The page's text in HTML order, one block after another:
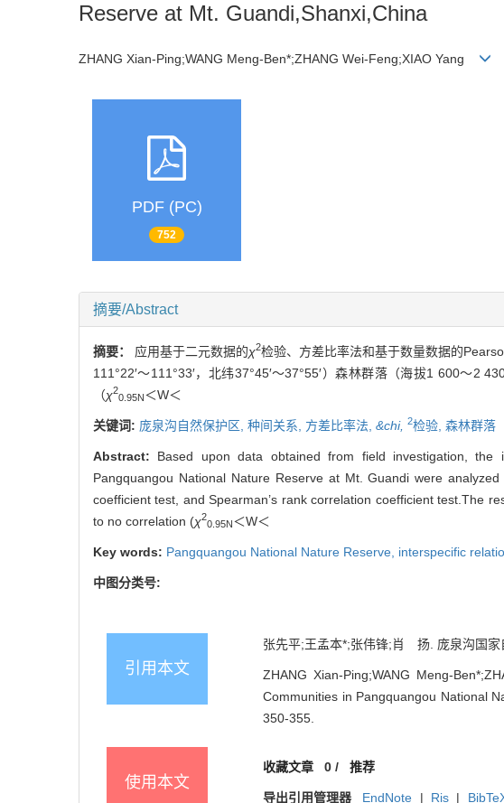
Reserve at Mt. Guandi,Shanxi,China
ZHANG Xian-Ping;WANG Meng-Ben*;ZHANG Wei-Feng;XIAO Yang
PDF (PC)
752
摘要/Abstract
摘要： 应用基于二元数据的χ2检验、方差比率法和基于数量数据的
111°22′～111°33′，北纬37°45′～37°55′）森林群落（海拔1 600～
（χ2
0.95N＜W＜
关键词: 庞泉沟自然保护区, 种间关系, 方差比率法, &chi, 2检验, 森林群落
Abstract: Based upon data obtained from field investigation, the
Pangquangou National Nature Reserve at Mt. Guandi were analyzed
coefficient test, and Spearman’s rank correlation coefficient test.The
to no correlation (χ2
0.95N＜W＜
Key words: Pangquangou National Nature Reserve, interspecific
中图分类号:
引用本文
张先平;王孟本*;张伟锋;肖 扬. 庞泉沟国家
ZHANG Xian-Ping;WANG Meng-
Communities in Pangquangou National
350-355.
使用本文
收藏文章 0 /推荐
导出引用管理器 EndNote | Ris |